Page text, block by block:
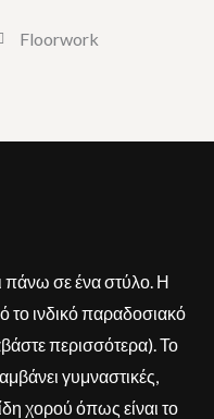
Floorwork
πάνω σε ένα στύλο. Η
το ινδικό παραδοσιακό
περισσότερα). Το
γυμναστικές,
χορού όπως είναι το